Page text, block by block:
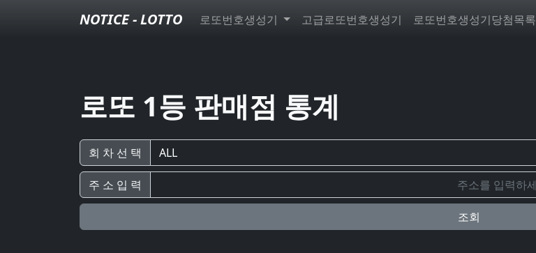
NOTICE - LOTTO 로또번호생성기 고급로또번호생성기 로또번호생성기당첨목록
로또 1등 판매점 통계
회 차 선 택
주 소 입 력
조회